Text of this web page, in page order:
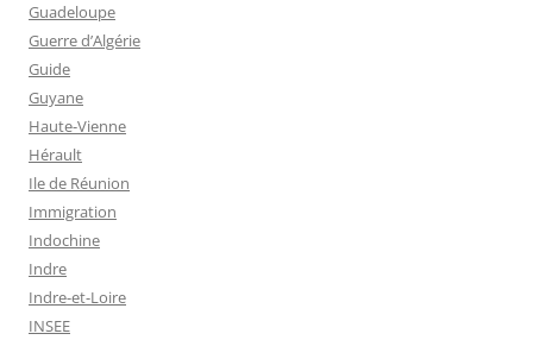
Guadeloupe
Guerre d’Algérie
Guide
Guyane
Haute-Vienne
Hérault
Ile de Réunion
Immigration
Indochine
Indre
Indre-et-Loire
INSEE